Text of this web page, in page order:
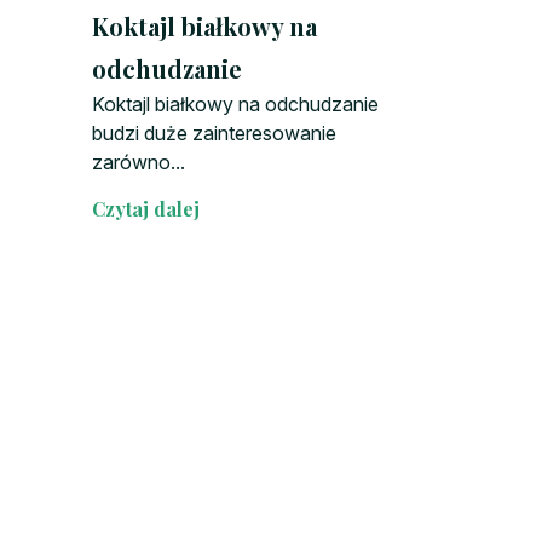
Koktajl białkowy na
odchudzanie
Koktajl białkowy na odchudzanie
budzi duże zainteresowanie
zarówno...
Czytaj dalej